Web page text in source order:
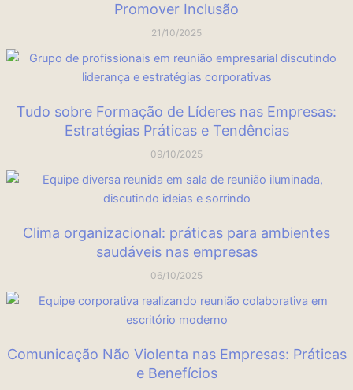
Promover Inclusão
21/10/2025
Tudo sobre Formação de Líderes nas Empresas:
Estratégias Práticas e Tendências
09/10/2025
Clima organizacional: práticas para ambientes
saudáveis nas empresas
06/10/2025
Comunicação Não Violenta nas Empresas: Práticas
e Benefícios